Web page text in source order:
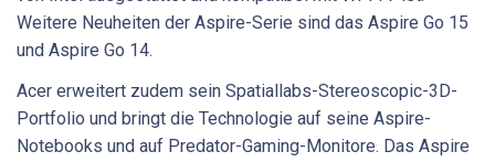
Weitere Neuheiten der Aspire-Serie sind das Aspire Go 15
und Aspire Go 14.
Acer erweitert zudem sein Spatiallabs-Stereoscopic-3D-
Portfolio und bringt die Technologie auf seine Aspire-
Notebooks und auf Predator-Gaming-Monitore. Das Aspire